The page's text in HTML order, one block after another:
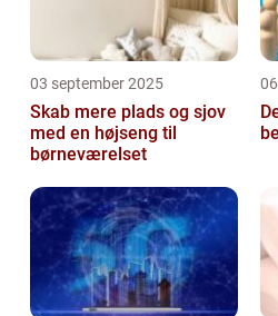
03 september 2025
Skab mere plads og sjov
med en højseng til
børneværelset